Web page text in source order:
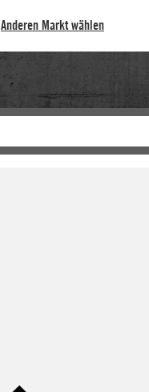
Anderen Markt wählen